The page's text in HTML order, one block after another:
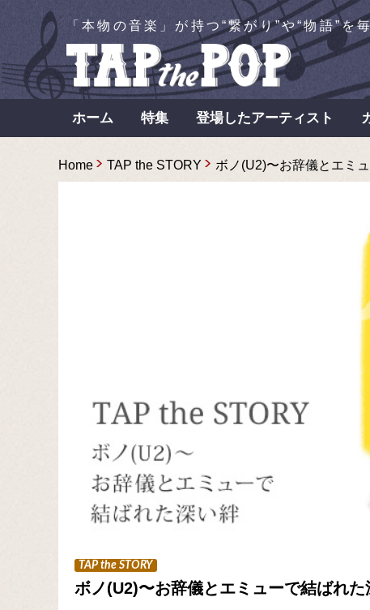
「本物の音楽」が持つ“繋がり”や“物語”を
ホーム 特集 登場したアーティスト
Home TAP the STORY ボノ(U2)〜お辞儀とエミ
TAP the STORY
ボノ(U2)〜お辞儀とエミューで結ばれた